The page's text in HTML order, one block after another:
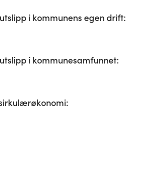
i kommunens egen drift:
i kommunesamfunnet: